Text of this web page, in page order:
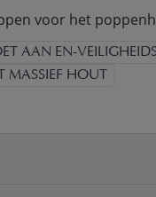
voor het
AAN EN-
HOUT